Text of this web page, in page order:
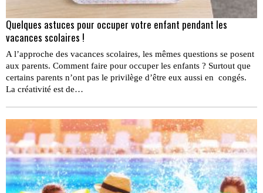
Quelques astuces pour occuper votre enfant pendant les
vacances scolaires !
A l’approche des vacances scolaires, les mêmes questions se posent
aux parents. Comment faire pour occuper les enfants ? Surtout que
certains parents n’ont pas le privilège d’être eux aussi en congés.
La créativité est de…